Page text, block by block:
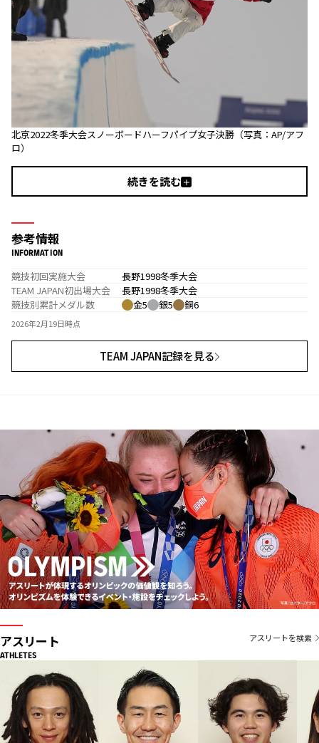
北京2022冬季大会スノーボードハーフパイプ女子決勝（写真：AP/アフ
ロ）
続きを読む
参考情報
INFORMATION
競技初回実施大会
長野1998冬季大会
TEAM JAPAN初出場大会
長野1998冬季大会
競技別累計メダル数
金5 銀5 銅6
2026年2月19日時点
TEAM JAPAN記録を見る
アスリート
ATHLETES
アスリートを検索